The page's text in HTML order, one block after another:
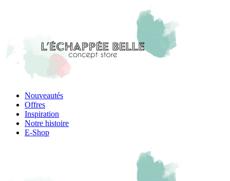
Nouveautés
Offres
Inspiration
Notre histoire
E-Shop